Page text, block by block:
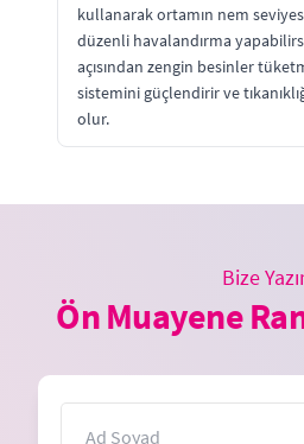
kullanarak ortamın nem
düzenli havalandırma
açısından zengin besinler
sistemini güçlendirir ve
olur.
Bize
Ön Muayene